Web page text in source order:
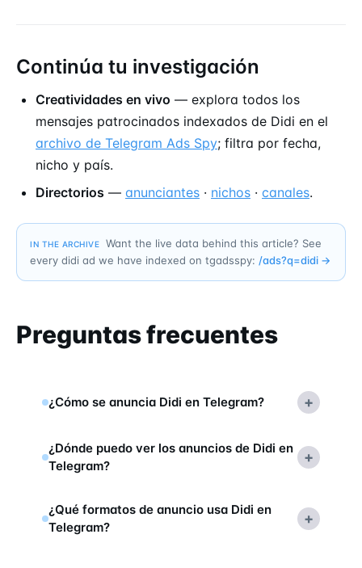
Continúa tu investigación
Creatividades en vivo — explora todos los
mensajes patrocinados indexados de Didi en el
archivo de Telegram Ads Spy; filtra por fecha,
nicho y país.
Directorios — anunciantes · nichos · canales.
IN THE ARCHIVE
Want the live data behind this article? See
every didi ad we have indexed on tgadsspy: /ads?q=didi →
Preguntas frecuentes
¿Cómo se anuncia Didi en Telegram? +
¿Dónde puedo ver los anuncios de Didi en
Telegram?
+
¿Qué formatos de anuncio usa Didi en
Telegram?
+